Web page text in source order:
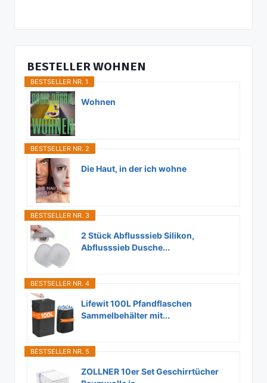
BESTELLER WOHNEN
BESTSELLER NR. 1
Wohnen
BESTSELLER NR. 2
Die Haut, in der ich wohne
BESTSELLER NR. 3
2 Stück Abflusssieb Silikon,
Abflusssieb Dusche...
BESTSELLER NR. 4
Lifewit 100L Pfandflaschen
Sammelbehälter mit...
BESTSELLER NR. 5
ZOLLNER 10er Set Geschirrtücher